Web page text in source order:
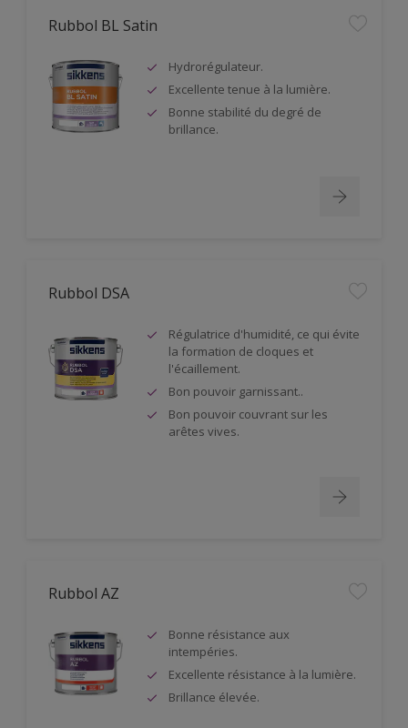
Rubbol BL Satin
Hydrorégulateur.
Excellente tenue à la lumière.
Bonne stabilité du degré de
brillance.
Rubbol DSA
Régulatrice d'humidité, ce qui évite
la formation de cloques et
l'écaillement.
Bon pouvoir garnissant..
Bon pouvoir couvrant sur les
arêtes vives.
Rubbol AZ
Bonne résistance aux
intempéries.
Excellente résistance à la lumière.
Brillance élevée.